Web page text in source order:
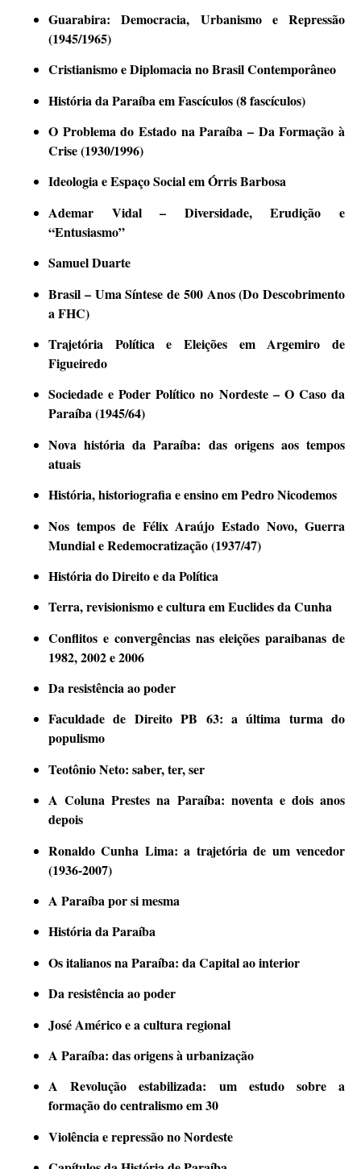
Guarabira: Democracia, Urbanismo e Repressão
(1945/1965)
Cristianismo e Diplomacia no Brasil Contemporâneo
História da Paraíba em Fascículos (8 fascículos)
O Problema do Estado na Paraíba – Da Formação à
Crise (1930/1996)
Ideologia e Espaço Social em Órris Barbosa
Ademar Vidal – Diversidade, Erudição e
“Entusiasmo”
Samuel Duarte
Brasil – Uma Síntese de 500 Anos (Do Descobrimento
a FHC)
Trajetória Política e Eleições em Argemiro de
Figueiredo
Sociedade e Poder Político no Nordeste – O Caso da
Paraíba (1945/64)
Nova história da Paraíba: das origens aos tempos
atuais
História, historiografia e ensino em Pedro Nicodemos
Nos tempos de Félix Araújo Estado Novo, Guerra
Mundial e Redemocratização (1937/47)
História do Direito e da Política
Terra, revisionismo e cultura em Euclides da Cunha
Conflitos e convergências nas eleições paraibanas de
1982, 2002 e 2006
Da resistência ao poder
Faculdade de Direito PB 63: a última turma do
populismo
Teotônio Neto: saber, ter, ser
A Coluna Prestes na Paraíba: noventa e dois anos
depois
Ronaldo Cunha Lima: a trajetória de um vencedor
(1936-2007)
A Paraíba por si mesma
História da Paraíba
Os italianos na Paraíba: da Capital ao interior
Da resistência ao poder
José Américo e a cultura regional
A Paraíba: das origens à urbanização
A Revolução estabilizada: um estudo sobre a
formação do centralismo em 30
Violência e repressão no Nordeste